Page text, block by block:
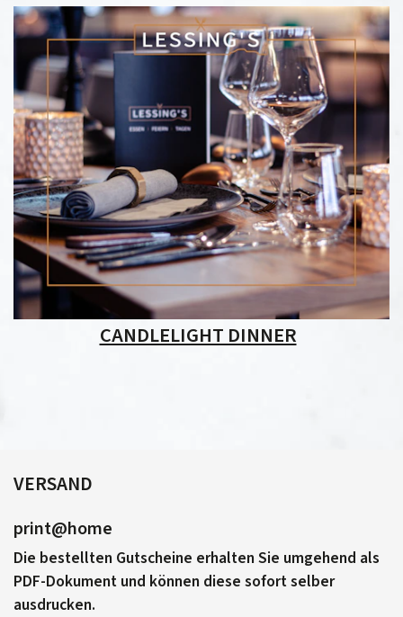
CANDLELIGHT DINNER
VERSAND
print@home
Die bestellten Gutscheine erhalten Sie umgehend als
PDF-Dokument und können diese sofort selber
ausdrucken.